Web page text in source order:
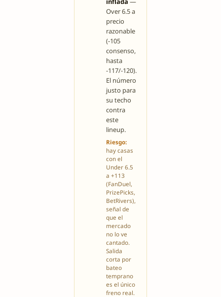
Over 6.5 a
precio
razonable
(-105
consenso,
hasta
-117/-120).
El número
justo para
su techo
contra
este
lineup.
Riesgo:
hay casas
con el
Under 6.5
a +113
(FanDuel,
PrizePicks,
BetRivers),
señal de
que el
mercado
no lo ve
cantado.
Salida
corta por
bateo
temprano
es el único
freno real.